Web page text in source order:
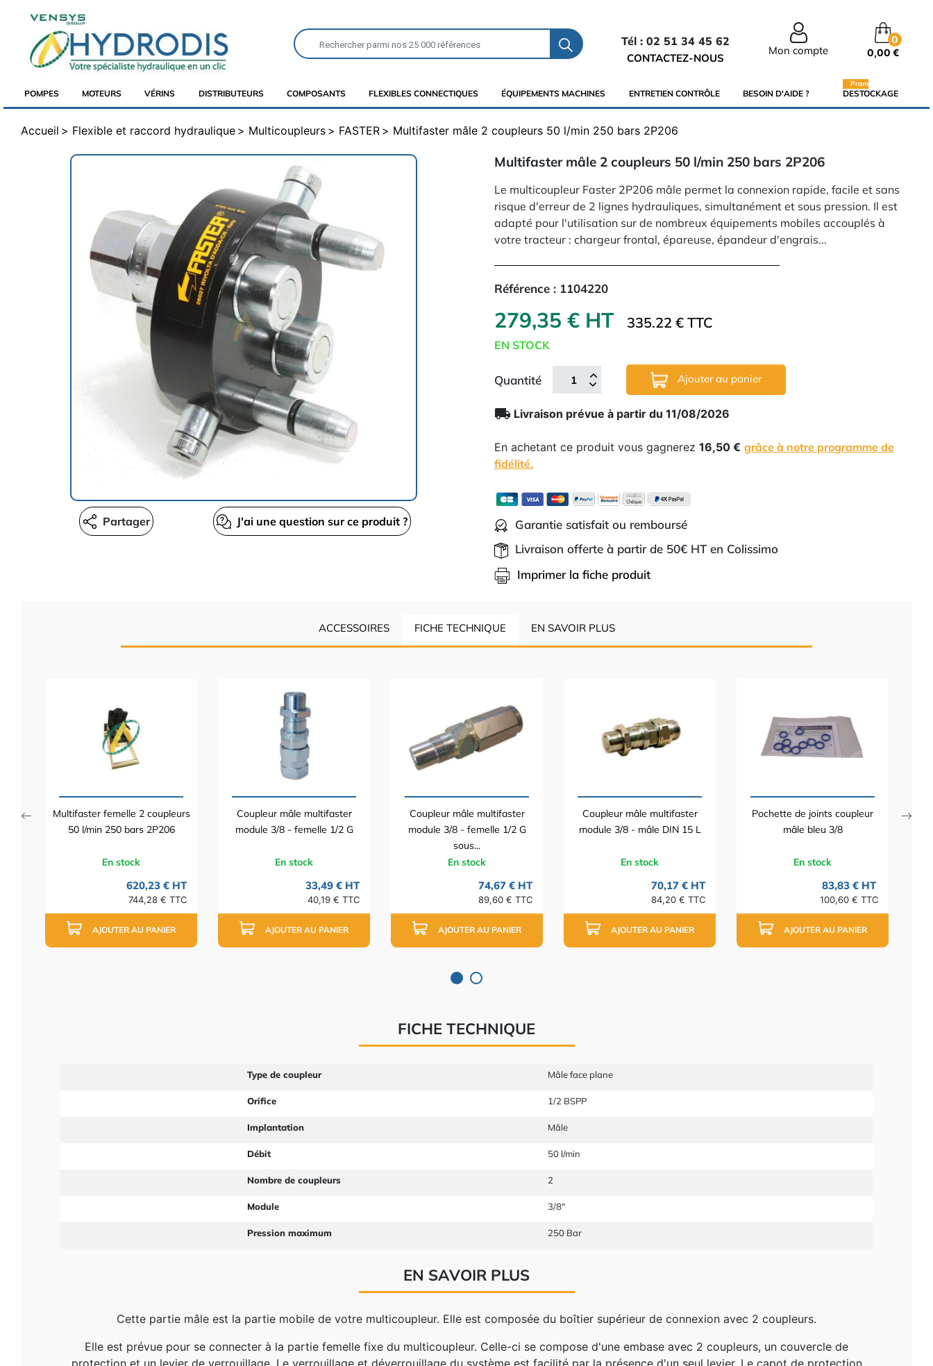
Tél : 02 51 34 45 62
CONTACTEZ-NOUS
Mon compte
0
0,00 €
POMPES MOTEURS VÉRINS DISTRIBUTEURS COMPOSANTS FLEXIBLES CONNECTIQUES ÉQUIPEMENTS MACHINES ENTRETIEN CONTRÔLE BESOIN D'AIDE ? DESTOCKAGE
Promo
Accueil Flexible et raccord hydraulique Multicoupleurs FASTER Multifaster mâle 2 coupleurs 50 l/min 250 bars 2P206
J'ai une question sur ce produit ?
Partager
Multifaster mâle 2 coupleurs 50 l/min 250 bars 2P206
Le multicoupleur Faster 2P206 mâle permet la connexion rapide, facile et sans
risque d'erreur de 2 lignes hydrauliques, simultanément et sous pression. Il est
adapté pour l'utilisation sur de nombreux équipements mobiles accouplés à
votre tracteur : chargeur frontal, épareuse, épandeur d'engrais...
Référence : 1104220
279,35 € HT 335.22 € TTC
EN STOCK
Quantité Ajouter au panier
local_shipping Livraison prévue à partir du 11/08/2026
En achetant ce produit vous gagnerez 16,50 € grâce à notre programme de
fidélité.
Garantie satisfait ou remboursé
Livraison offerte à partir de 50€ HT en Colissimo
Imprimer la fiche produit
ACCESSOIRES FICHE TECHNIQUE EN SAVOIR PLUS
Multifaster femelle 2 coupleurs
50 l/min 250 bars 2P206
En stock
620,23 € HT
744,28 € TTC
AJOUTER AU PANIER
Coupleur mâle multifaster
module 3/8 - femelle 1/2 G
En stock
33,49 € HT
40,19 € TTC
AJOUTER AU PANIER
Coupleur mâle multifaster
module 3/8 - femelle 1/2 G
sous...
En stock
74,67 € HT
89,60 € TTC
AJOUTER AU PANIER
Coupleur mâle multifaster
module 3/8 - mâle DIN 15 L
En stock
70,17 € HT
84,20 € TTC
AJOUTER AU PANIER
Pochette de joints coupleur
mâle bleu 3/8
En stock
83,83 € HT
100,60 € TTC
AJOUTER AU PANIER
FICHE TECHNIQUE
Type de coupleur Mâle face plane
Orifice 1/2 BSPP
Implantation Mâle
Débit 50 l/min
Nombre de coupleurs 2
Module 3/8"
Pression maximum 250 Bar
EN SAVOIR PLUS
Cette partie mâle est la partie mobile de votre multicoupleur. Elle est composée du boîtier supérieur de connexion avec 2 coupleurs.
Elle est prévue pour se connecter à la partie femelle fixe du multicoupleur. Celle-ci se compose d'une embase avec 2 coupleurs, un couvercle de
protection et un levier de verrouillage. Le verrouillage et déverrouillage du système est facilité par la présence d'un seul levier. Le capot de protection